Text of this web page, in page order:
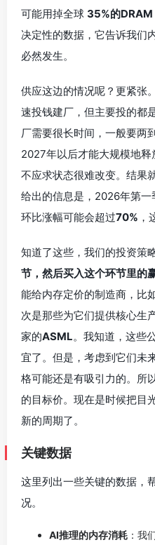
可能用掉全球 35%的DRAM
决定性的数据，它告诉我们
必然发生。
供应这边的情况呢？更紧张
速投钱建厂，但主要投的都
厂需要很长时间，一般要两
2027年以后才能大规模地
不应求状态很难改变。结果
给出的信息是，2026年第
环比涨幅可能会超过70% ，
知道了这些，我们的投资策
节，然后买入这个环节里的
能给内存定价的制造商，比
次是那些为它们提供核心生
家的ASML。我知道，这些
宜了。但是，考虑到它们未
格可能还是有吸引力的。所
的目标价。现在是时候把目
新的周期了。
关键数据
这里列出一些关键的数据，
况。
AI推理的内存消耗 ：我